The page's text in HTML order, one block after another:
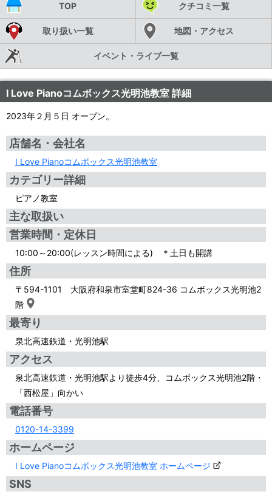
TOP クチコミ一覧
取り扱い一覧 地図・アクセス
イベント・ライブ一覧
I Love Pianoコムボックス光明池教室 詳細
2023年２月５日 オープン。
店舗名・会社名
I Love Pianoコムボックス光明池教室
カテゴリー詳細
ピアノ教室
主な取扱い
営業時間・定休日
10:00～20:00(レッスン時間による) ＊土日も開講
住所
〒594-1101 大阪府和泉市室堂町824-36 コムボックス光明池2
階
最寄り
泉北高速鉄道・光明池駅
アクセス
泉北高速鉄道・光明池駅より徒歩4分、コムボックス光明池2階・
「西松屋」向かい
電話番号
0120-14-3399
ホームページ
I Love Pianoコムボックス光明池教室 ホームページ
SNS